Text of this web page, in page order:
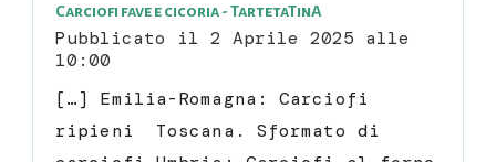
Carciofi fave e cicoria - TartetaTinA
Pubblicato il 2 Aprile 2025 alle
10:00
[…] Emilia-Romagna: Carciofi
ripieni Toscana. Sformato di